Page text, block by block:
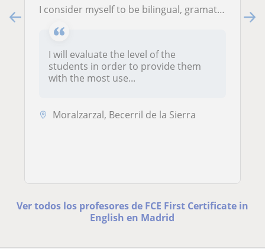
I consider myself to be bilingual, gramatically-oriented teacher. English feels natural to me as I was raised in a British school.
I will evaluate the level of the
students in order to provide them
with the most use...
Moralzarzal, Becerril de la Sierra
Ver todos los profesores de FCE First Certificate in
English en Madrid